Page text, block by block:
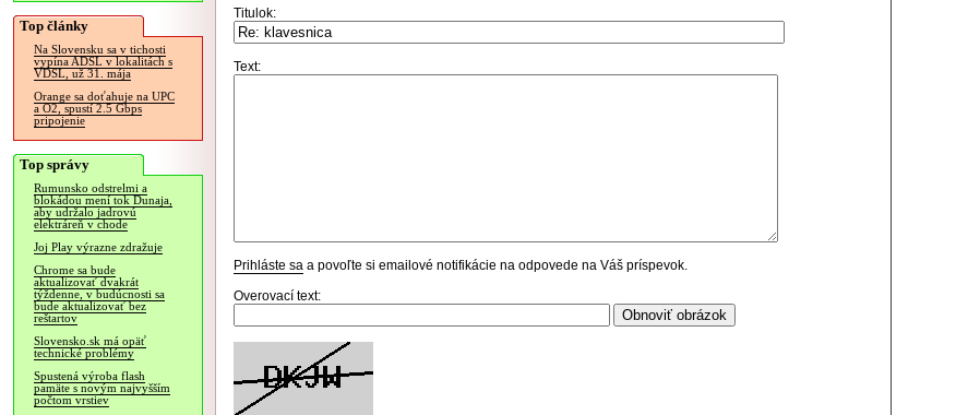
Top články
Na Slovensku sa v tichosti
vypína ADSL v lokalitách s
VDSL, už 31. mája
Orange sa doťahuje na UPC
a O2, spustí 2.5 Gbps
pripojenie
Top správy
Rumunsko odstrelmi a
blokádou mení tok Dunaja,
aby udržalo jadrovú
elektráreň v chode
Joj Play výrazne zdražuje
Chrome sa bude
aktualizovať dvakrát
týždenne, v budúcnosti sa
bude aktualizovať bez
reštartov
Slovensko.sk má opäť
technické problémy
Spustená výroba flash
pamäte s novým najvyšším
počtom vrstiev
Titulok:
Text:
Prihláste sa a povoľte si emailové notifikácie na odpovede na Váš príspevok.
Overovací text: